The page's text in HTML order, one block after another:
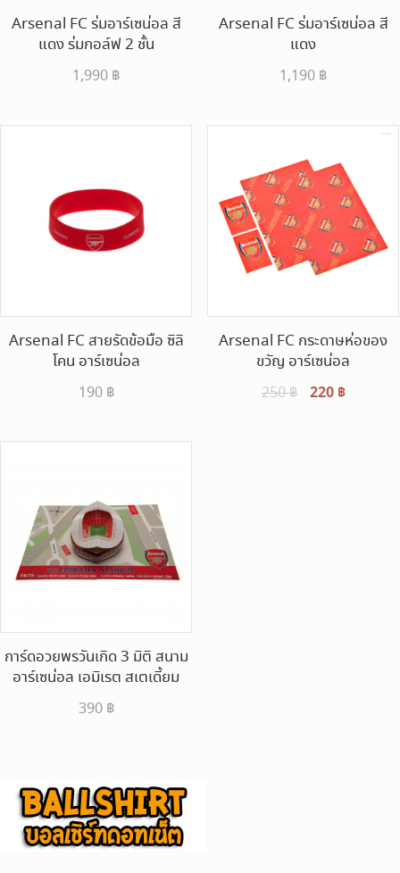
Arsenal FC ร่มอาร์เซน่อล สี
แดง ร่มกอล์ฟ 2 ชั้น
1,990 ฿
Arsenal FC ร่มอาร์เซน่อล สี
แดง
1,190 ฿
Arsenal FC สายรัดข้อมือ ซิลิ
โคน อาร์เซน่อล
190 ฿
Arsenal FC กระดาษห่อของ
ขวัญ อาร์เซน่อล
250฿
Original
220 ฿Current
การ์ดอวยพรวันเกิด 3 มิติ สนาม
อาร์เซน่อล เอมิเรต สเตเดี้ยม
390 ฿